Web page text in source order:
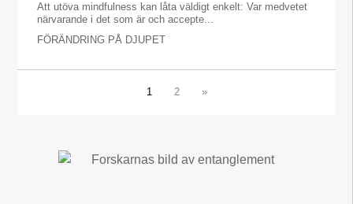
Att utöva mindfulness kan låta väldigt enkelt: Var medvetet
närvarande i det som är och accepte...
FÖRÄNDRING PÅ DJUPET
1 2 »